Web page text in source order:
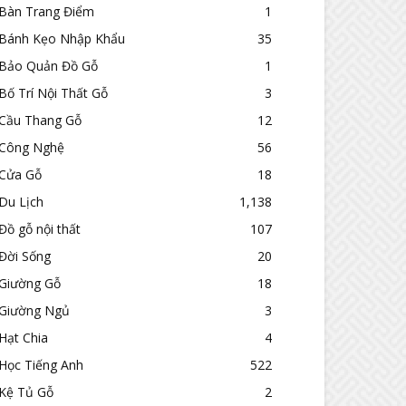
Trang Điểm
1
Kẹo Nhập Khẩu
35
Quản Đồ Gỗ
1
Trí Nội Thất Gỗ
3
Thang Gỗ
12
Nghệ
56
Gỗ
18
Lịch
1,138
gỗ nội thất
107
Sống
20
Gỗ
18
Ngủ
3
Chia
4
Tiếng Anh
522
Tủ Gỗ
2